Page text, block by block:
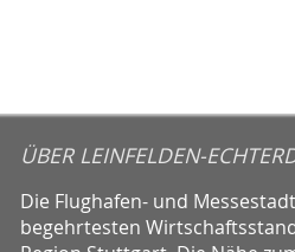
ÜBER LEINFELDEN-
Die Flughafen- und
begehrtesten